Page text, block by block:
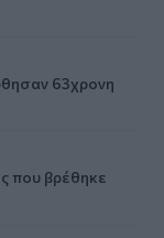
63χρονη
που βρέθηκε